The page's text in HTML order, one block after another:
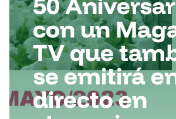
con un
TV que
se emitirá
directo en